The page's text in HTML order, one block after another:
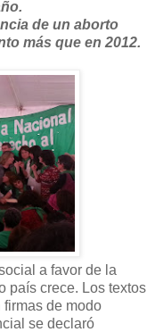
de un aborto
más que en 2012.
a favor de la
país crece. Los textos
de modo
se declaró